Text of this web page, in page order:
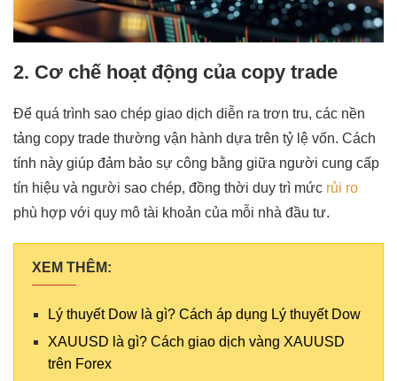
2. Cơ chế hoạt động của copy trade
Để quá trình sao chép giao dịch diễn ra trơn tru, các nền
tảng copy trade thường vận hành dựa trên tỷ lệ vốn. Cách
tính này giúp đảm bảo sự công bằng giữa người cung cấp
tín hiệu và người sao chép, đồng thời duy trì mức rủi ro
phù hợp với quy mô tài khoản của mỗi nhà đầu tư.
XEM THÊM:
Lý thuyết Dow là gì? Cách áp dụng Lý thuyết Dow
XAUUSD là gì? Cách giao dịch vàng XAUUSD
trên Forex